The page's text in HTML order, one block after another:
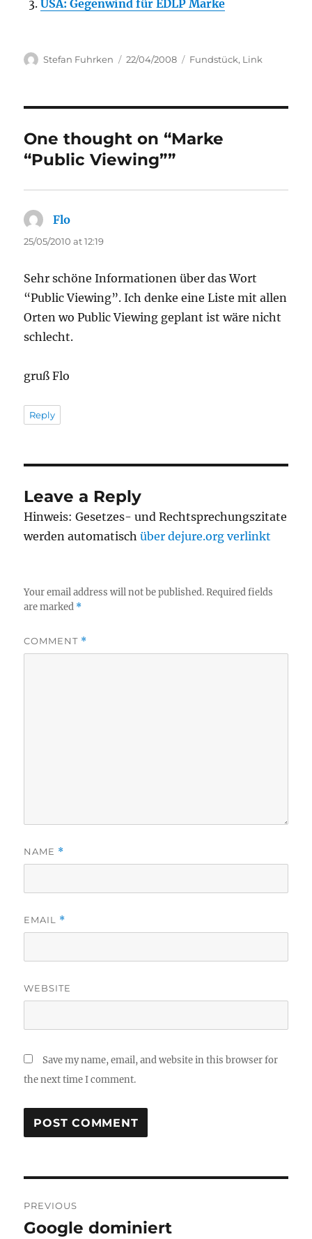
USA: Gegenwind für EDLP Marke
Author
Stefan Fuhrken
Posted
22/04/2008 Categories
Fundstück, Link
One thought on “Marke
“Public Viewing””
Flo
25/05/2010 at 12:19
Sehr schöne Informationen über das Wort
“Public Viewing”. Ich denke eine Liste mit allen
Orten wo Public Viewing geplant ist wäre nicht
schlecht.
gruß Flo
Reply
Leave a Reply
Hinweis: Gesetzes- und Rechtsprechungszitate
werden automatischüber dejure.org verlinkt
Your email address will not be published. Required fields
are marked *
COMMENT *
NAME *
EMAIL *
WEBSITE
Save my name, email, and website in this browser for
the next time I comment.
navigation
PREVIOUS
Previous
Google dominiert